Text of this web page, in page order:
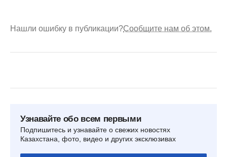
Нашли ошибку в публикации?Сообщите нам об этом.
Узнавайте обо всем первыми
Подпишитесь и узнавайте о свежих новостях
Казахстана, фото, видео и других эксклюзивах